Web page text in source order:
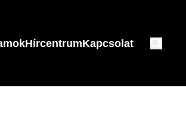
HírcentrumKapcsolat